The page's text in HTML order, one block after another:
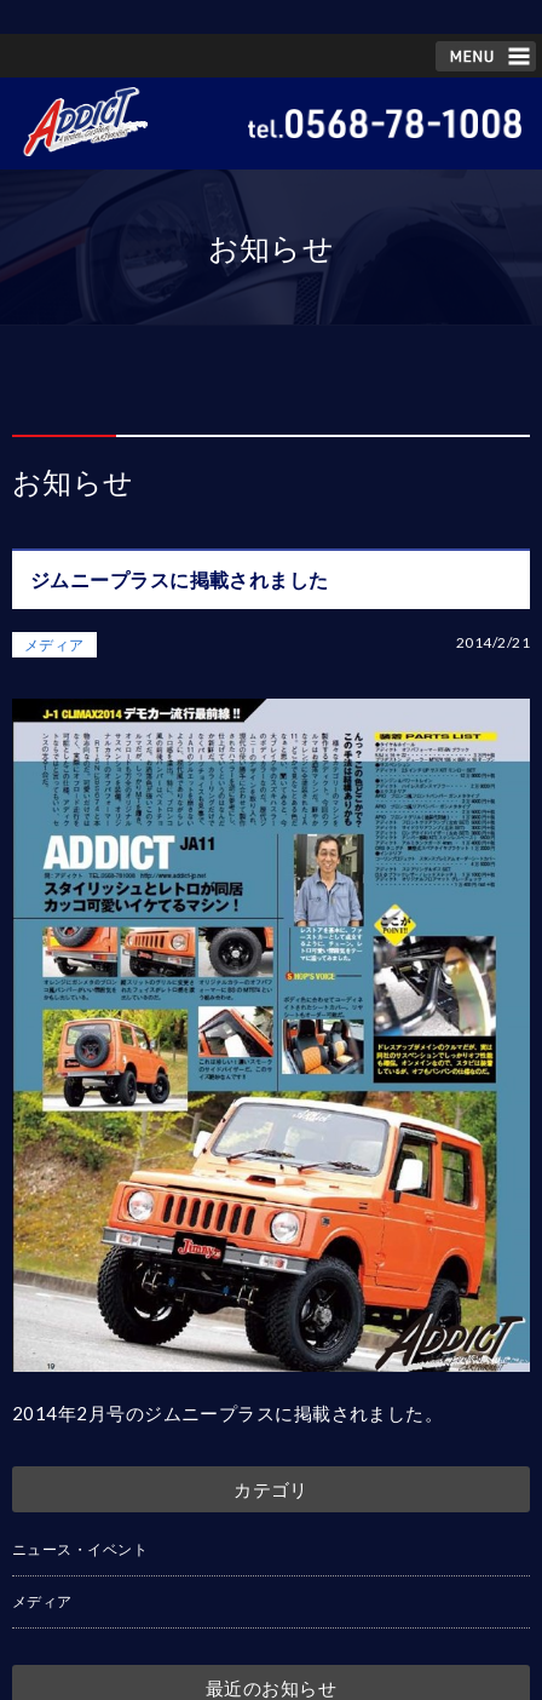
お知らせ
お知らせ
ジムニープラスに掲載されました
メディア 2014/2/21
2014年2月号のジムニープラスに掲載されました。
カテゴリ
ニュース・イベント
メディア
最近のお知らせ